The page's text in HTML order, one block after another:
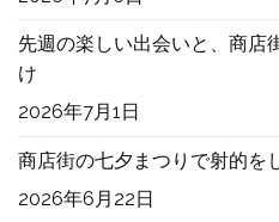
先週の楽しい出会いと、商店
け
2026年7月1日
商店街の七夕まつりで射的を
2026年6月22日